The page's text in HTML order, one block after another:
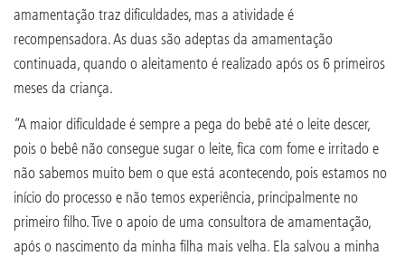
amamentação traz dificuldades, mas a atividade é
recompensadora. As duas são adeptas da amamentação
continuada, quando o aleitamento é realizado após os 6 primeiros
meses da criança.
“A maior dificuldade é sempre a pega do bebê até o leite descer,
pois o bebê não consegue sugar o leite, fica com fome e irritado e
não sabemos muito bem o que está acontecendo, pois estamos no
início do processo e não temos experiência, principalmente no
primeiro filho. Tive o apoio de uma consultora de amamentação,
após o nascimento da minha filha mais velha. Ela salvou a minha